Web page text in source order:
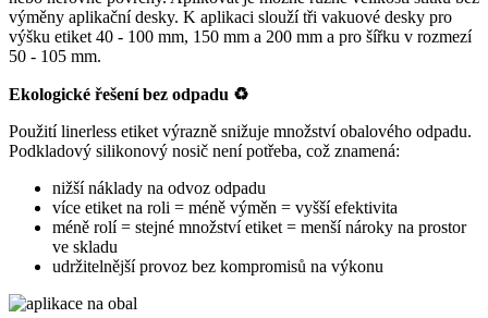
výměny aplikační desky. K aplikaci slouží tři vakuové desky pro
výšku etiket 40 - 100 mm, 150 mm a 200 mm a pro šířku v rozmezí
50 - 105 mm.
Ekologické řešení bez odpadu ♻
Použití linerless etiket výrazně snižuje množství obalového odpadu.
Podkladový silikonový nosič není potřeba, což znamená:
nižší náklady na odvoz odpadu
více etiket na roli = méně výměn = vyšší efektivita
méně rolí = stejné množství etiket = menší nároky na prostor
ve skladu
udržitelnější provoz bez kompromisů na výkonu